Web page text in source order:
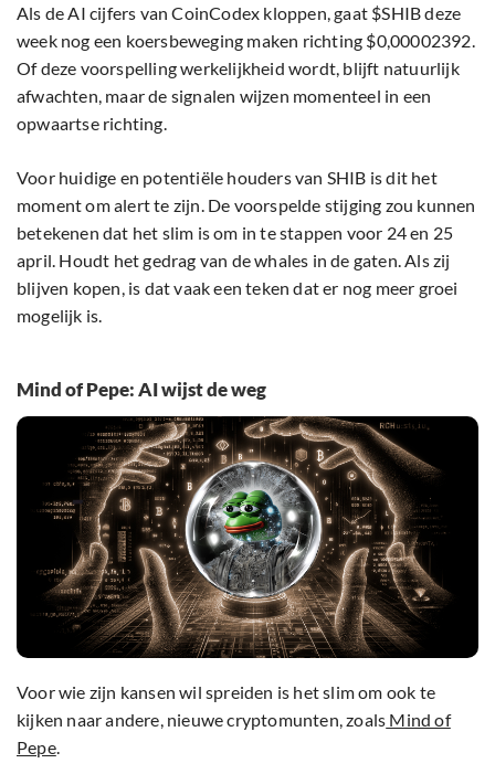
Als de AI cijfers van CoinCodex kloppen, gaat $SHIB deze
week nog een koersbeweging maken richting $0,00002392.
Of deze voorspelling werkelijkheid wordt, blijft natuurlijk
afwachten, maar de signalen wijzen momenteel in een
opwaartse richting.
Voor huidige en potentiële houders van SHIB is dit het
moment om alert te zijn. De voorspelde stijging zou kunnen
betekenen dat het slim is om in te stappen voor 24 en 25
april. Houdt het gedrag van de whales in de gaten. Als zij
blijven kopen, is dat vaak een teken dat er nog meer groei
mogelijk is.
Mind of Pepe: AI wijst de weg
Voor wie zijn kansen wil spreiden is het slim om ook te
kijken naar andere, nieuwe cryptomunten, zoals Mind of
Pepe.